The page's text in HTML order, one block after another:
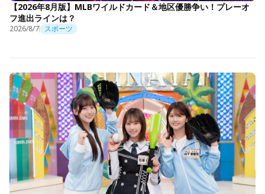
【2026年8月版】MLBワイルドカード＆地区優勝争い！プレーオ
フ進出ラインは？
2026/8/7 スポーツ